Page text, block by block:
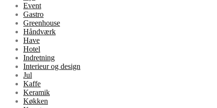
Event
Gastro
Greenhouse
Håndværk
Have
Hotel
Indretning
Interieur og design
Jul
Kaffe
Keramik
Køkken